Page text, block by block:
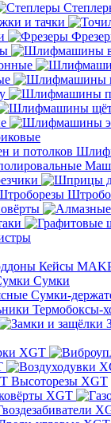
и тачки
Кейсы
Сумки
Сумки-
Термобоксы-
XGT
Высоторезы XGT
XGT